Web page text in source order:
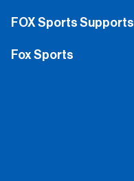
FOX Sports Supports
Fox Sports